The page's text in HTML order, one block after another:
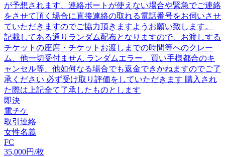
が予想されます、連絡ボートが使えない場合や緊急でご連絡
をさせて頂く場合に直接連絡の取れる電話番号をお伺いさせ
ていただきますのでご協力頂きますようお願い致します。
記載してある通りランダム配布となりますので、お渡しする
チケットの座席・チケットお渡しまでの時間等へのクレー
ム、他一切受付ません ランダムエラー、買い手様都合のキ
ャンセル等、他如何なる場合でも返金できかねますのでご了
承ください 必ず受け取り評価をしていただきます 購入され
た際は上記全て了承したものとします
即決
電チケ
取引連絡
女性名義
FC
35,000円/枚